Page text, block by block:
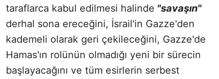
taraflarca kabul edilmesi halinde "savaşın"
derhal sona ereceğini, İsrail'in Gazze'den
kademeli olarak geri çekileceğini, Gazze'de
Hamas'ın rolünün olmadığı yeni bir sürecin
başlayacağını ve tüm esirlerin serbest